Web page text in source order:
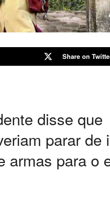
Share on
disse que
parar de
armas para o